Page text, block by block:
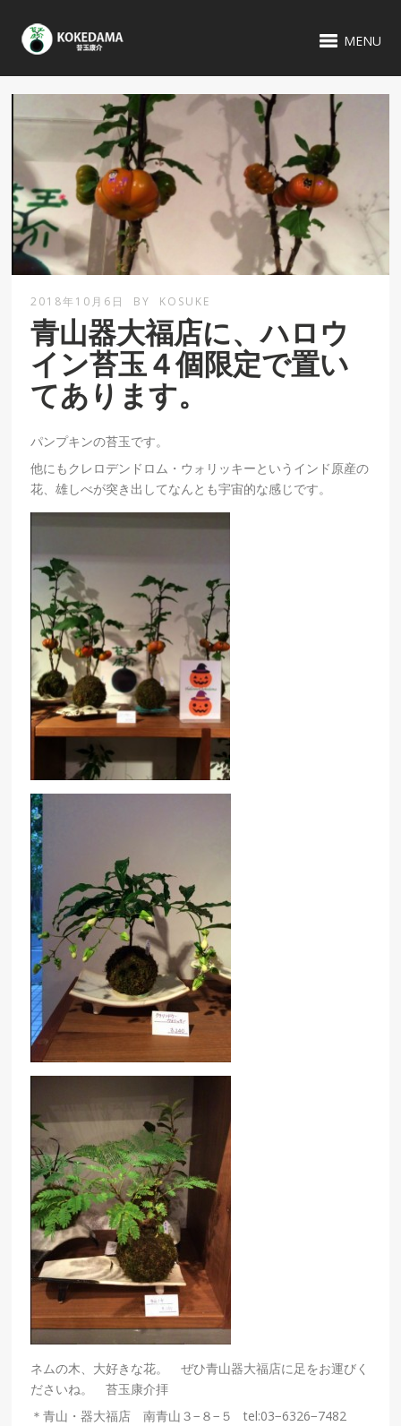
MENU
2018年10月6日 BY KOSUKE
青山器大福店に、ハロウ
イン苔玉４個限定で置い
てあります。
パンプキンの苔玉です。
他にもクレロデンドロム・ウォリッキーというインド原産の
花、雄しべが突き出してなんとも宇宙的な感じです。
ネムの木、大好きな花。 ぜひ青山器大福店に足をお運びく
ださいね。 苔玉康介拝
＊青山・器大福店 南青山３−８−５ tel:03−6326−7482